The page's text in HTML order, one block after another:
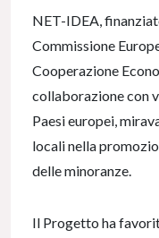
NET-IDEA,
Commissione
Cooperazione
collaborazione con
Paesi europei,
locali nella
delle minoranze.
Il Progetto ha